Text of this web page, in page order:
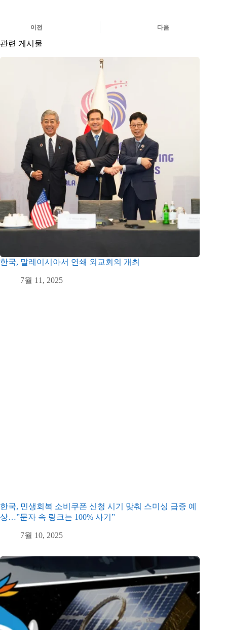
이전 다음
관련 게시물
한국, 말레이시아서 연쇄 외교회의 개최
7월 11, 2025
한국, 민생회복 소비쿠폰 신청 시기 맞춰 스미싱 급증 예
상…”문자 속 링크는 100% 사기”
7월 10, 2025